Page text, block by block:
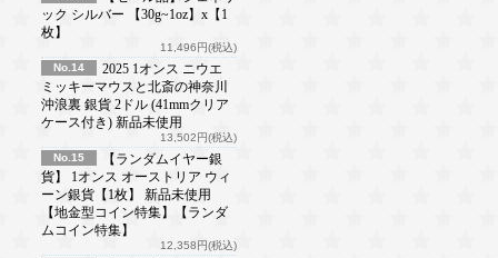
ック シルバー 【30g~1oz】x【1
枚】
11,496円(税込)
No.14
2025 1オンス ニウエ
ミッキーマウスと北斎の神奈川
沖浪裏 銀貨 2ドル (41mmクリア
ケース付き) 新品未使用
13,502円(税込)
No.15
【ランダムイヤー銀
貨】 1オンス オーストリア ウィ
ーン銀貨【1枚】 新品未使用
【地金型コイン特集】【ランダ
ムコイン特集】
12,358円(税込)